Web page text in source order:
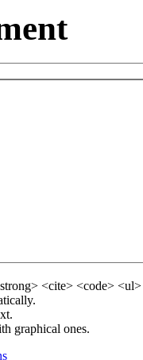
<cite> <code>
graphical ones.